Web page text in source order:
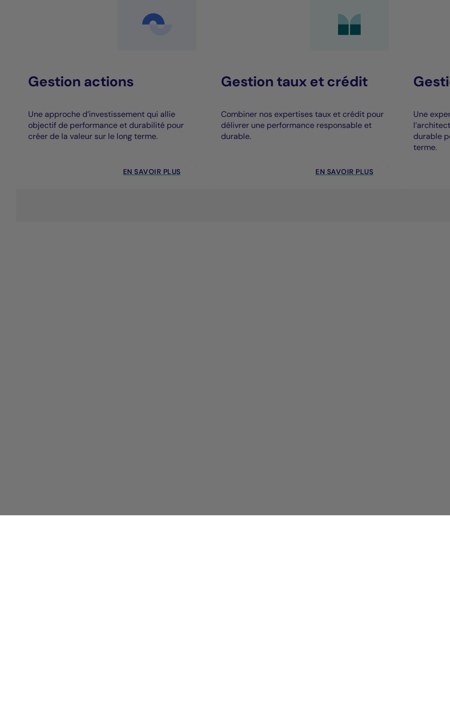
Gestion actions
Une approche d’investissement qui allie
objectif de performance et durabilité pour
créer de la valeur sur le long terme.
EN SAVOIR PLUS
Gestion taux et crédit
Combiner nos expertises taux et crédit pour
délivrer une performance responsable et
durable.
EN SAVOIR PLUS
Une
durable
terme.